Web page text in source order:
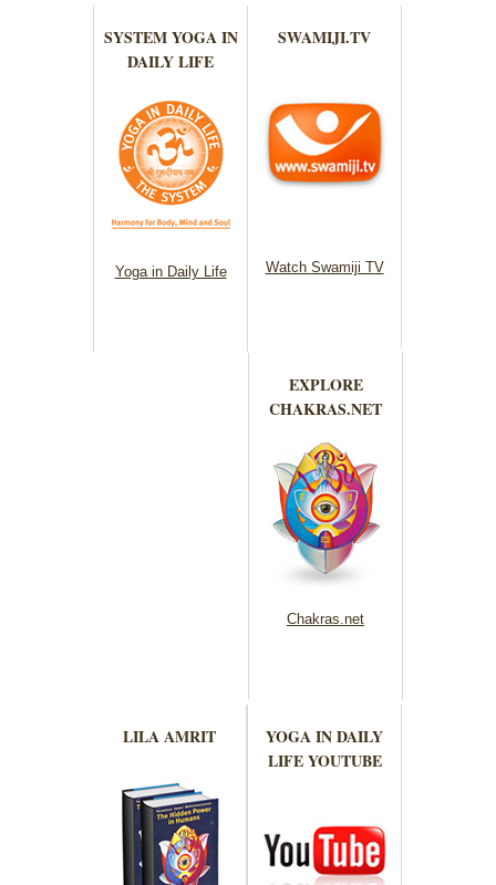
SYSTEM YOGA IN
DAILY LIFE
Yoga in Daily Life
SWAMIJI.TV
Watch Swamiji TV
EXPLORE
CHAKRAS.NET
Chakras.net
LILA AMRIT
YOGA IN DAILY
LIFE YOUTUBE